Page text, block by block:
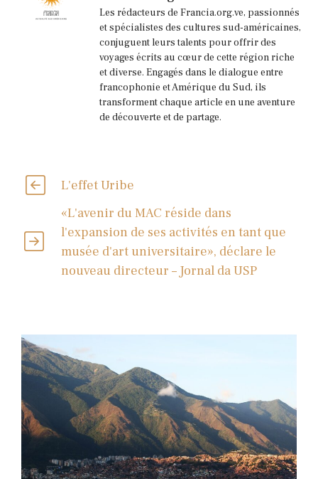
Les rédacteurs de Francia.org.ve, passionnés
et spécialistes des cultures sud-américaines,
conjuguent leurs talents pour offrir des
voyages écrits au cœur de cette région riche
et diverse. Engagés dans le dialogue entre
francophonie et Amérique du Sud, ils
transforment chaque article en une aventure
de découverte et de partage.
L'effet Uribe
«L'avenir du MAC réside dans
l'expansion de ses activités en tant que
musée d'art universitaire», déclare le
nouveau directeur – Jornal da USP